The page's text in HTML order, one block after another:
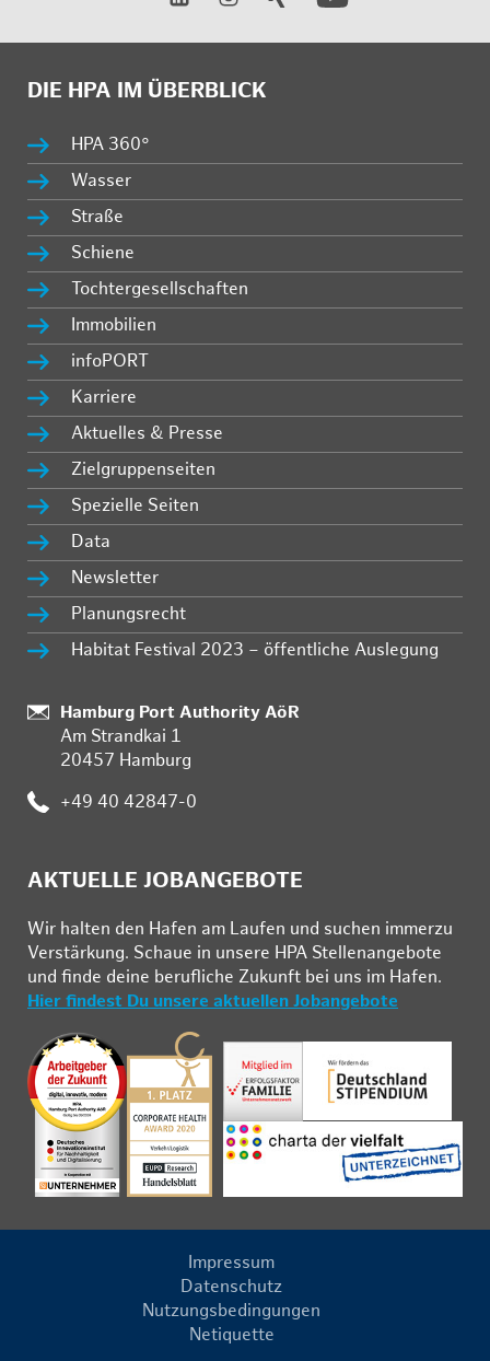
DIE HPA IM ÜBERBLICK
HPA 360°
Wasser
Straße
Schiene
Tochtergesellschaften
Immobilien
infoPORT
Karriere
Aktuelles & Presse
Zielgruppenseiten
Spezielle Seiten
Data
Newsletter
Planungsrecht
Habitat Festival 2023 – öffentliche Auslegung
Standort:
Hamburg Port Authority AöR
Am Strandkai 1
20457 Hamburg
Telefon:
+49 40 42847-0
AKTUELLE JOBANGEBOTE
Wir hal­ten den Ha­fen am Lau­fen und su­chen im­mer­zu
Ver­stär­kung. Schau­e in un­se­re HPA Stel­len­an­ge­bo­te
und fin­de deine be­ruf­li­che Zu­kunft bei uns im Ha­fen.
Hier findest Du unsere aktuellen Jobangebote
Impressum
Datenschutz
Nutzungsbedingungen
Netiquette